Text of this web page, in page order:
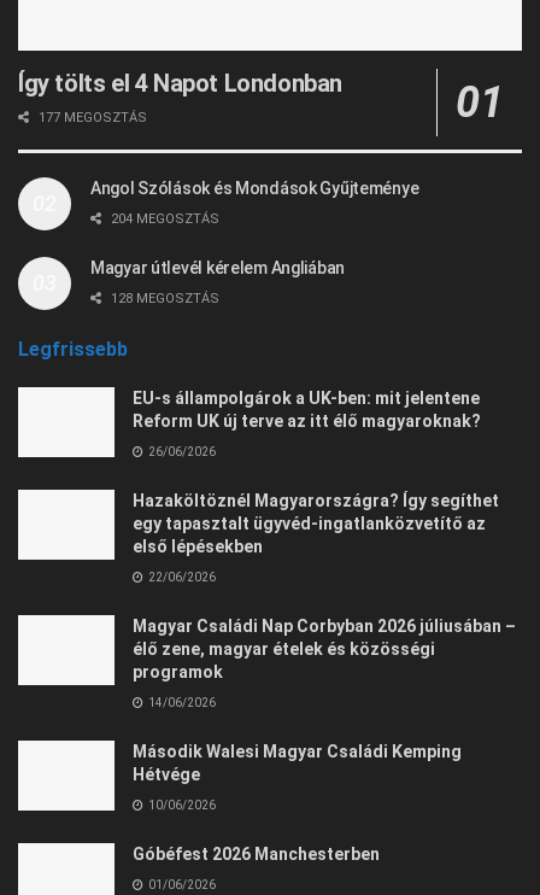
Így tölts el 4 Napot Londonban
177 MEGOSZTÁS
Angol Szólások és Mondások Gyűjteménye
204 MEGOSZTÁS
Magyar útlevél kérelem Angliában
128 MEGOSZTÁS
Legfrissebb
EU-s állampolgárok a UK-ben: mit jelentene
Reform UK új terve az itt élő magyaroknak?
26/06/2026
Hazaköltöznél Magyarországra? Így segíthet
egy tapasztalt ügyvéd-ingatlanközvetítő az
első lépésekben
22/06/2026
Magyar Családi Nap Corbyban 2026 júliusában –
élő zene, magyar ételek és közösségi
programok
14/06/2026
Második Walesi Magyar Családi Kemping
Hétvége
10/06/2026
Góbéfest 2026 Manchesterben
01/06/2026